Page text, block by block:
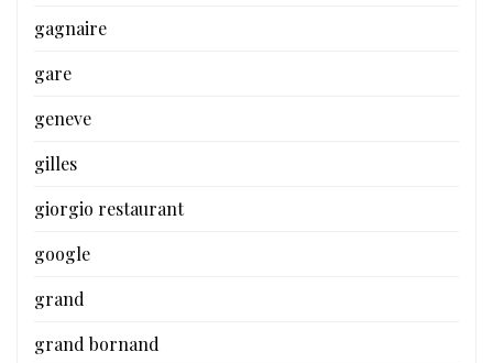
gagnaire
gare
geneve
gilles
giorgio restaurant
google
grand
grand bornand